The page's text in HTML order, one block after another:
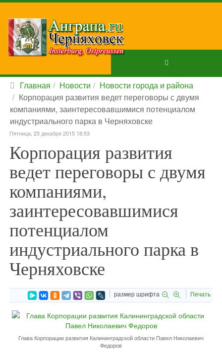
Главная Новости
Новости города и района
Корпорация развития ведет переговоры с двумя
компаниями, заинтересовавшимися потенциалом
индустриального парка в Черняховске
Пятница, 25 декабря 2015 18:53
Корпорация развития
ведет переговоры с двумя
компаниями,
заинтересовавшимися
потенциалом
индустриального парка в
Черняховске
размер шрифта Печать
Глава Корпорации развития Калининградской области Павел Николаевич
Федоров